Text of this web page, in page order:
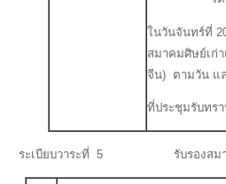
ในวันจันทร์ที่
สมาคมศิษย์เก่
จีน) ตามวัน แล
ที่ประชุมรับทรา
ระเบียบวาระที่ 5 รับรองสมาชิ